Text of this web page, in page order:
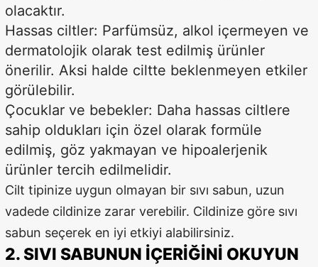
olacaktır.
Hassas ciltler: Parfümsüz, alkol içermeyen ve
dermatolojik olarak test edilmiş ürünler
önerilir. Aksi halde ciltte beklenmeyen etkiler
görülebilir.
Çocuklar ve bebekler: Daha hassas ciltlere
sahip oldukları için özel olarak formüle
edilmiş, göz yakmayan ve hipoalerjenik
ürünler tercih edilmelidir.
Cilt tipinize uygun olmayan bir sıvı sabun, uzun
vadede cildinize zarar verebilir. Cildinize göre sıvı
sabun seçerek en iyi etkiyi alabilirsiniz.
2. SIVI SABUNUN İÇERIĞINI OKUYUN